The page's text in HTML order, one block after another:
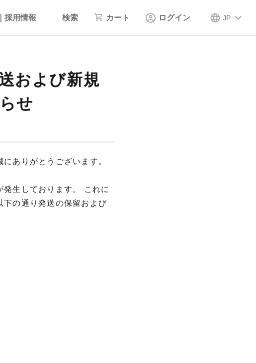
採用情報 検索 カート ログイン JP
および新規
せ
ありがとうございます。
生しております。 これに
下の通り発送の保留および